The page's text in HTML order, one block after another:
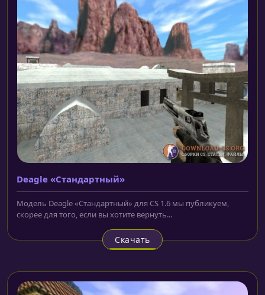
Deagle «Стандартный»
Модель Deagle «Стандартный» для CS 1.6 мы публикуем,
скорее для того, если вы хотите вернуть...
Скачать